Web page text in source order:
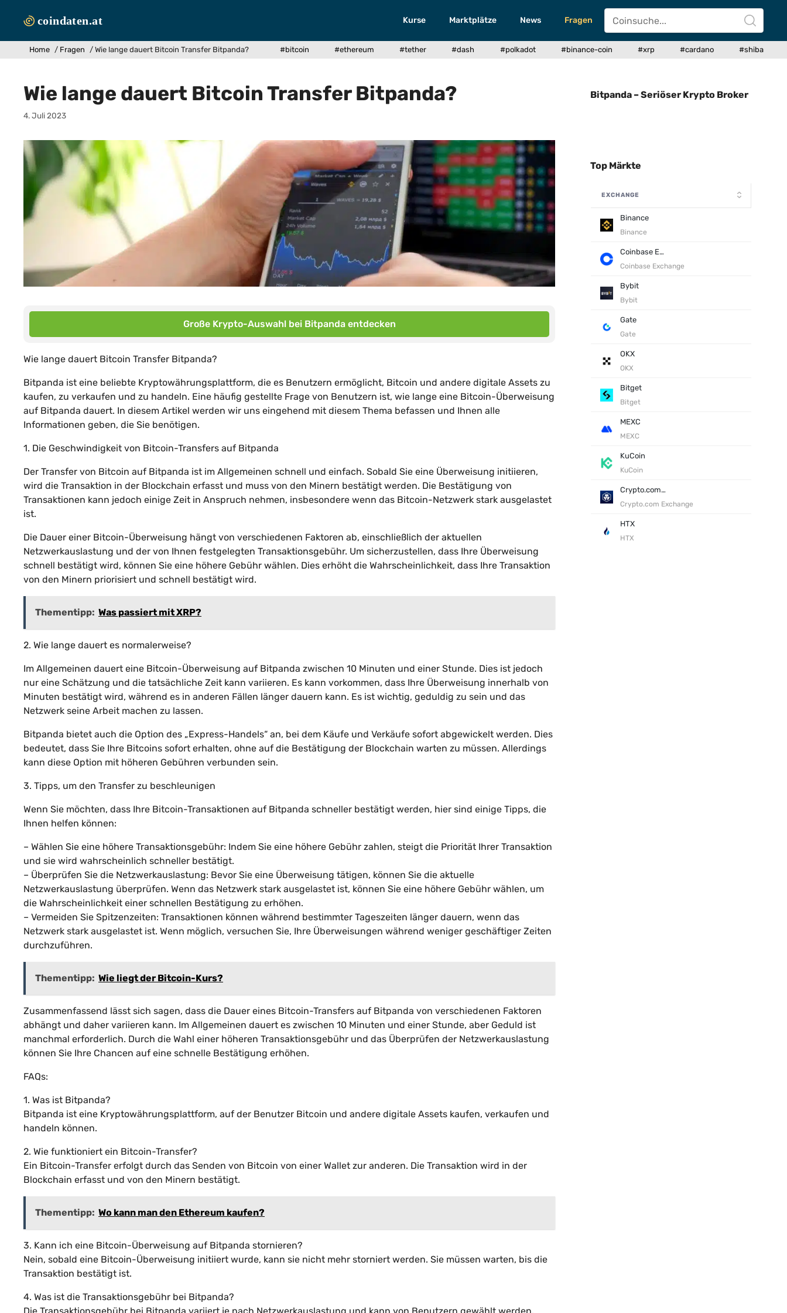
Inhalt
Kurse Marktplätze News Fragen
Home / Fragen / Wie lange dauert Bitcoin Transfer Bitpanda? #bitcoin #ethereum #tether #dash #polkadot #binance-coin #xrp #cardano #shiba
Wie lange dauert Bitcoin Transfer Bitpanda?
4. Juli 2023
Große Krypto-Auswahl bei Bitpanda entdecken
Wie lange dauert Bitcoin Transfer Bitpanda?
Bitpanda ist eine beliebte Kryptowährungsplattform, die es Benutzern ermöglicht, Bitcoin und andere digitale Assets zu
kaufen, zu verkaufen und zu handeln. Eine häufig gestellte Frage von Benutzern ist, wie lange eine Bitcoin-Überweisung
auf Bitpanda dauert. In diesem Artikel werden wir uns eingehend mit diesem Thema befassen und Ihnen alle
Informationen geben, die Sie benötigen.
1. Die Geschwindigkeit von Bitcoin-Transfers auf Bitpanda
Der Transfer von Bitcoin auf Bitpanda ist im Allgemeinen schnell und einfach. Sobald Sie eine Überweisung initiieren,
wird die Transaktion in der Blockchain erfasst und muss von den Minern bestätigt werden. Die Bestätigung von
Transaktionen kann jedoch einige Zeit in Anspruch nehmen, insbesondere wenn das Bitcoin-Netzwerk stark ausgelastet
ist.
Die Dauer einer Bitcoin-Überweisung hängt von verschiedenen Faktoren ab, einschließlich der aktuellen
Netzwerkauslastung und der von Ihnen festgelegten Transaktionsgebühr. Um sicherzustellen, dass Ihre Überweisung
schnell bestätigt wird, können Sie eine höhere Gebühr wählen. Dies erhöht die Wahrscheinlichkeit, dass Ihre Transaktion
von den Minern priorisiert und schnell bestätigt wird.
Thementipp: Was passiert mit XRP?
2. Wie lange dauert es normalerweise?
Im Allgemeinen dauert eine Bitcoin-Überweisung auf Bitpanda zwischen 10 Minuten und einer Stunde. Dies ist jedoch
nur eine Schätzung und die tatsächliche Zeit kann variieren. Es kann vorkommen, dass Ihre Überweisung innerhalb von
Minuten bestätigt wird, während es in anderen Fällen länger dauern kann. Es ist wichtig, geduldig zu sein und das
Netzwerk seine Arbeit machen zu lassen.
Bitpanda bietet auch die Option des „Express-Handels“ an, bei dem Käufe und Verkäufe sofort abgewickelt werden. Dies
bedeutet, dass Sie Ihre Bitcoins sofort erhalten, ohne auf die Bestätigung der Blockchain warten zu müssen. Allerdings
kann diese Option mit höheren Gebühren verbunden sein.
3. Tipps, um den Transfer zu beschleunigen
Wenn Sie möchten, dass Ihre Bitcoin-Transaktionen auf Bitpanda schneller bestätigt werden, hier sind einige Tipps, die
Ihnen helfen können:
– Wählen Sie eine höhere Transaktionsgebühr: Indem Sie eine höhere Gebühr zahlen, steigt die Priorität Ihrer Transaktion
und sie wird wahrscheinlich schneller bestätigt.
– Überprüfen Sie die Netzwerkauslastung: Bevor Sie eine Überweisung tätigen, können Sie die aktuelle
Netzwerkauslastung überprüfen. Wenn das Netzwerk stark ausgelastet ist, können Sie eine höhere Gebühr wählen, um
die Wahrscheinlichkeit einer schnellen Bestätigung zu erhöhen.
– Vermeiden Sie Spitzenzeiten: Transaktionen können während bestimmter Tageszeiten länger dauern, wenn das
Netzwerk stark ausgelastet ist. Wenn möglich, versuchen Sie, Ihre Überweisungen während weniger geschäftiger Zeiten
durchzuführen.
Thementipp: Wie liegt der Bitcoin-Kurs?
Zusammenfassend lässt sich sagen, dass die Dauer eines Bitcoin-Transfers auf Bitpanda von verschiedenen Faktoren
abhängt und daher variieren kann. Im Allgemeinen dauert es zwischen 10 Minuten und einer Stunde, aber Geduld ist
manchmal erforderlich. Durch die Wahl einer höheren Transaktionsgebühr und das Überprüfen der Netzwerkauslastung
können Sie Ihre Chancen auf eine schnelle Bestätigung erhöhen.
FAQs:
1. Was ist Bitpanda?
Bitpanda ist eine Kryptowährungsplattform, auf der Benutzer Bitcoin und andere digitale Assets kaufen, verkaufen und
handeln können.
2. Wie funktioniert ein Bitcoin-Transfer?
Ein Bitcoin-Transfer erfolgt durch das Senden von Bitcoin von einer Wallet zur anderen. Die Transaktion wird in der
Blockchain erfasst und von den Minern bestätigt.
Thementipp: Wo kann man den Ethereum kaufen?
3. Kann ich eine Bitcoin-Überweisung auf Bitpanda stornieren?
Nein, sobald eine Bitcoin-Überweisung initiiert wurde, kann sie nicht mehr storniert werden. Sie müssen warten, bis die
Transaktion bestätigt ist.
4. Was ist die Transaktionsgebühr bei Bitpanda?
Bitpanda – Seriöser Krypto Broker
Top Märkte
EXCHANGE
Binance
Binance
Coinbase Exchange
Coinbase Exchange
Bybit
Bybit
Gate
Gate
OKX
OKX
Bitget
Bitget
MEXC
MEXC
KuCoin
KuCoin
Crypto.com Exchange
Crypto.com Exchange
HTX
HTX